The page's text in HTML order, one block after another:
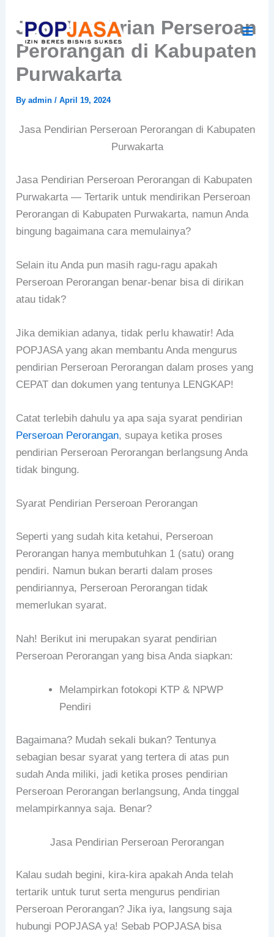
content
Jasa Pendirian Perseroan
Perorangan di Kabupaten
Purwakarta
Byadmin/April 19, 2024
Jasa Pendirian Perseroan Perorangan di Kabupaten
Purwakarta
Jasa Pendirian Perseroan Perorangan di Kabupaten
Purwakarta — Tertarik untuk mendirikan Perseroan
Perorangan di Kabupaten Purwakarta, namun Anda
bingung bagaimana cara memulainya?
Selain itu Anda pun masih ragu-ragu apakah
Perseroan Perorangan benar-benar bisa di dirikan
atau tidak?
Jika demikian adanya, tidak perlu khawatir! Ada
POPJASA yang akan membantu Anda mengurus
pendirian Perseroan Perorangan dalam proses yang
CEPAT dan dokumen yang tentunya LENGKAP!
Catat terlebih dahulu ya apa saja syarat pendirian
Perseroan Perorangan, supaya ketika proses
pendirian Perseroan Perorangan berlangsung Anda
tidak bingung.
Syarat Pendirian Perseroan Perorangan
Seperti yang sudah kita ketahui, Perseroan
Perorangan hanya membutuhkan 1 (satu) orang
pendiri. Namun bukan berarti dalam proses
pendiriannya, Perseroan Perorangan tidak
memerlukan syarat.
Nah! Berikut ini merupakan syarat pendirian
Perseroan Perorangan yang bisa Anda siapkan:
Melampirkan fotokopi KTP & NPWP
Pendiri
Bagaimana? Mudah sekali bukan? Tentunya
sebagian besar syarat yang tertera di atas pun
sudah Anda miliki, jadi ketika proses pendirian
Perseroan Perorangan berlangsung, Anda tinggal
melampirkannya saja. Benar?
Jasa Pendirian Perseroan Perorangan
Kalau sudah begini, kira-kira apakah Anda telah
tertarik untuk turut serta mengurus pendirian
Perseroan Perorangan? Jika iya, langsung saja
hubungi POPJASA ya! Sebab POPJASA bisa